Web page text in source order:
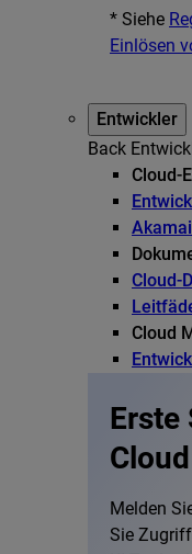
* Siehe
Einlösen
Entwickler
Back
Cloud-
Cloud-
Cloud
Erste
Cloud
Melden
Sie